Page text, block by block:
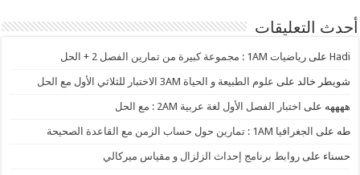
أحدث التعليقات
Hadi علىرياضيات 1AM : مجموعة كبيرة من تمارين الفصل 2 + الحل
شويطر خالد على علوم الطبيعة و الحياة 3AM الاختبار للثلاثي الأول مع الحل
ههههه على اختبار الفصل الأول لغة عربية 2AM : مع الحل
طه على الجغرافيا 1AM : تمارين حول حساب الزمن مع القاعدة الصحيحة
حسناء علىروابط برنامج إحداث الزلزال و مقياس ميركالي